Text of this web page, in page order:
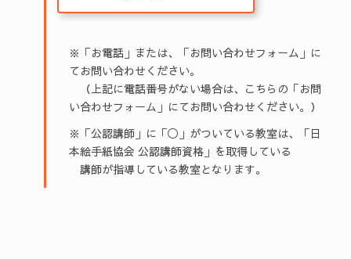
※「お電話」または、「お問い合わせフォーム」に
てお問い合わせください。
（上記に電話番号がない場合は、こちらの「お問
い合わせフォーム」にてお問い合わせください。）
※「公認講師」に「◯」がついている教室は、「日
本絵手紙協会 公認講師資格」を取得している
講師が指導している教室となります。